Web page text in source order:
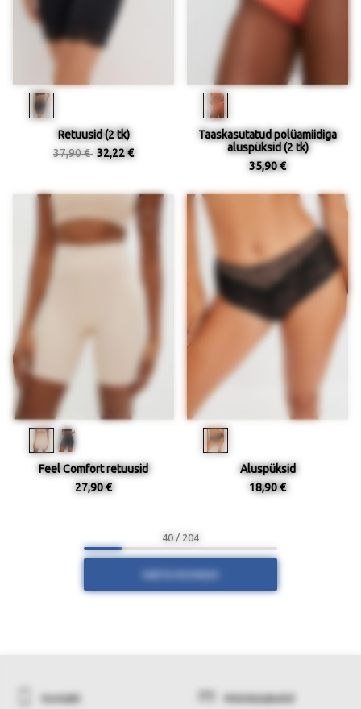
Retuusid (2 tk)
37,90 € 32,22 €
Taaskasutatud polüamiidiga
aluspüksid (2 tk)
35,90 €
Feel Comfort retuusid
27,90 €
Aluspüksid
18,90 €
40 / 204
Kontakt Mõõdutabelid